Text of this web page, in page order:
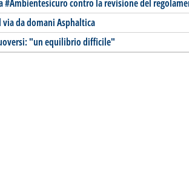
#Ambientesicuro contro la revisione del
via da domani Asphaltica
"un equilibrio difficile"